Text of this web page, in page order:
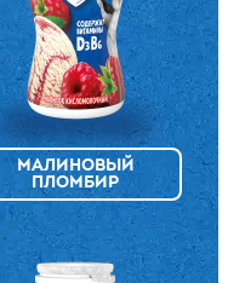
МАЛИНОВЫЙ
ПЛОМБИР